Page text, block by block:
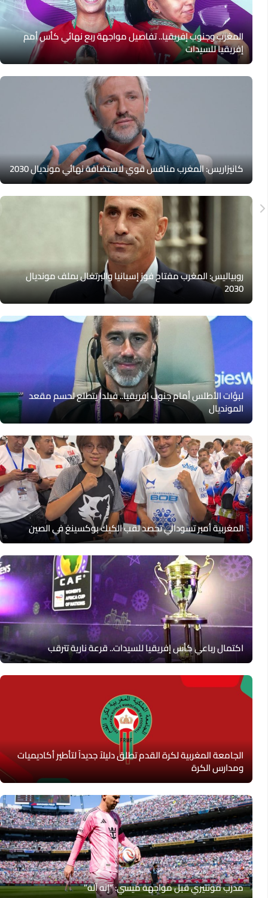
المغرب وجنوب إفريقيا.. تفاصيل مواجهة ربع نهائي كأس أمم
إفريقيا للسيدات
كانيزاريس: المغرب منافس قوي لاستضافة نهائي مونديال 2030
روبياليس: المغرب مفتاح فوز إسبانيا والبرتغال بملف مونديال
2030
لبؤات الأطلس أمام جنوب إفريقيا.. فيلدا يتطلع لحسم مقعد
المونديال
المغربية أمبر تسودالي تحصد لقب الكيك بوكسينغ في الصين
اكتمال رباعي كأس إفريقيا للسيدات.. قرعة نارية تترقب
الجامعة المغربية لكرة القدم تطلق دليلاً جديداً لتأطير أكاديميات
ومدارس الكرة
مدرب مونتيري قبل مواجهة ميسي: “إنه آلة”